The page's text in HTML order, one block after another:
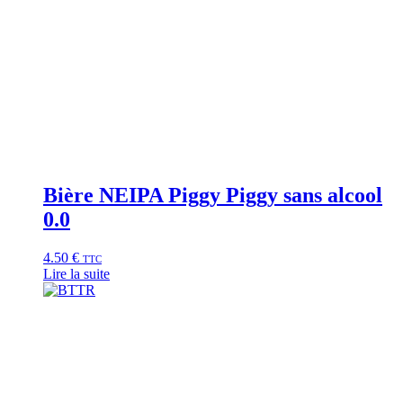
Bière NEIPA Piggy Piggy sans alcool
0.0
4.50 € TTC
Lire la suite